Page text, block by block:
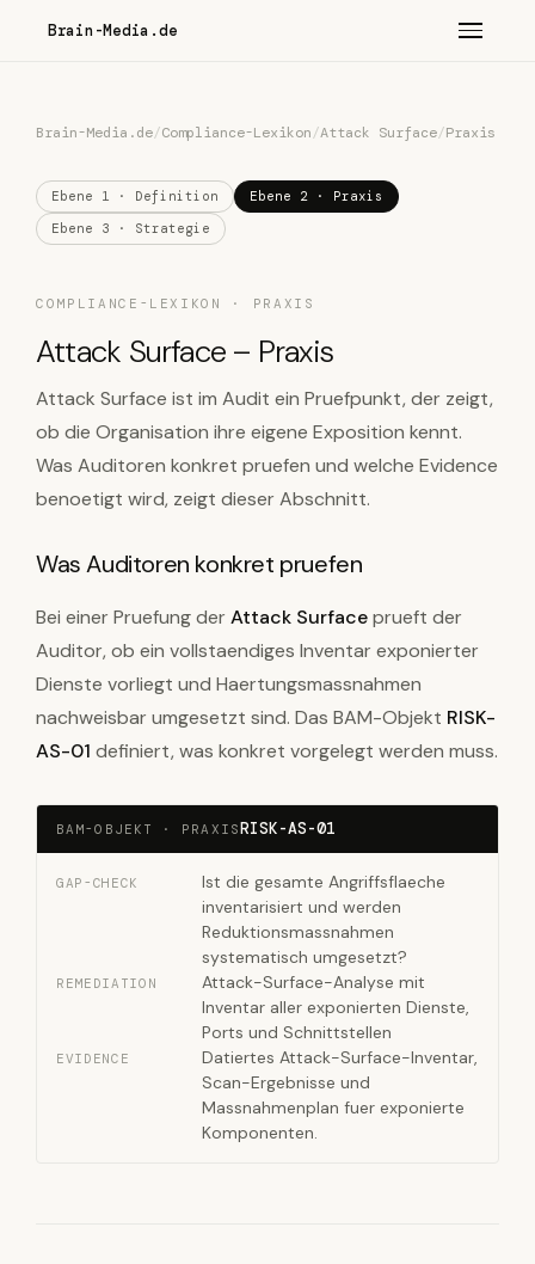
Brain-Media.de
Brain-Media.de/Compliance-Lexikon/Attack Surface/Praxis
Ebene 1 · Definition
Ebene 2 · Praxis
Ebene 3 · Strategie
COMPLIANCE-LEXIKON · PRAXIS
Attack Surface – Praxis
Attack Surface ist im Audit ein Pruefpunkt, der zeigt,
ob die Organisation ihre eigene Exposition kennt.
Was Auditoren konkret pruefen und welche Evidence
benoetigt wird, zeigt dieser Abschnitt.
Was Auditoren konkret pruefen
Bei einer Pruefung der Attack Surfaceprueft der
Auditor, ob ein vollstaendiges Inventar exponierter
Dienste vorliegt und Haertungsmassnahmen
nachweisbar umgesetzt sind. Das BAM-Objekt RISK-
AS-01 definiert, was konkret vorgelegt werden muss.
BAM-OBJEKT · PRAXISRISK-AS-01
GAP-CHECK
Ist die gesamte Angriffsflaeche
inventarisiert und werden
Reduktionsmassnahmen
systematisch umgesetzt?
REMEDIATION
Attack-Surface-Analyse mit
Inventar aller exponierten Dienste,
Ports und Schnittstellen
EVIDENCE
Datiertes Attack-Surface-Inventar,
Scan-Ergebnisse und
Massnahmenplan fuer exponierte
Komponenten.